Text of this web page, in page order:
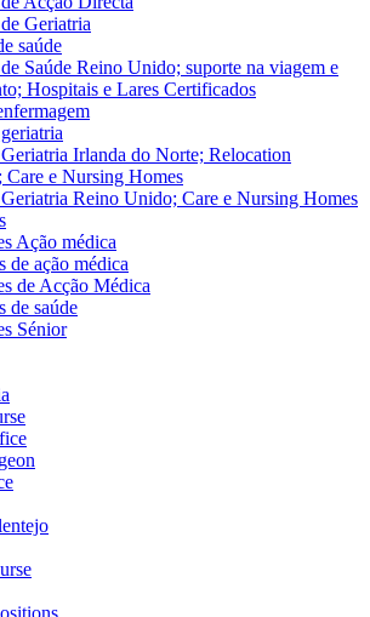
Geriatria
saúde
Saúde Reino Unido; suporte na viagem e
Hospitais e Lares Certificados
Irlanda do Norte; Relocation
Care e Nursing Homes
Reino Unido; Care e Nursing Homes
Ação médica
de ação médica
de Acção Médica
de saúde
Sénior